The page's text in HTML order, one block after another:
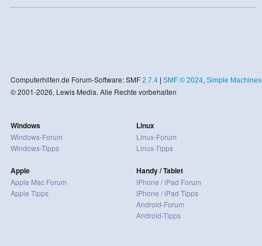
Computerhilfen.de Forum-Software: SMF 2.7.4| SMF © 2024, Simple Machines
© 2001-2026, Lewis Media. Alle Rechte vorbehalten
Windows
Windows-Forum
Windows-Tipps
Apple
Apple Mac Forum
Apple Tipps
Linux
Linux-Forum
Linux-Tipps
Handy / Tablet
iPhone / iPad Forum
iPhone / iPad Tipps
Android-Forum
Android-Tipps